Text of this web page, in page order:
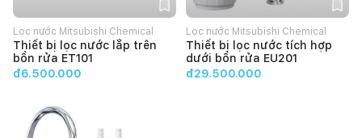
Lọc nước Mitsubishi Chemical
Cleansui
Thiết bị lọc nước lắp trên
bồn rửa ET101
đ6.500.000
Lọc nước Mitsubishi Chemical
Cleansui
Thiết bị lọc nước tích hợp
dưới bồn rửa EU201
đ29.500.000